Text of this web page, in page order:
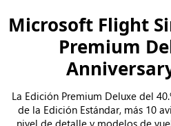
Microsoft Flight
Premium
La Edición Premium Deluxe del
de la Edición Estándar, más 10